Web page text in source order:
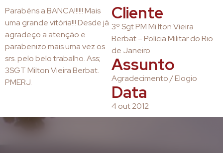
Parabéns a BANCA!!!!!! Mais
uma grande vitória!!! Desde já
agradeço a atenção e
parabenizo mais uma vez os
srs. pelo belo trabalho. Ass;
3SGT Milton Vieira Berbat.
PMERJ.
Cliente
3º Sgt PM Mi lton Vieira
Berbat – Polícia Militar do Rio
de Janeiro
Assunto
Agradecimento / Elogio
Data
4 out 2012